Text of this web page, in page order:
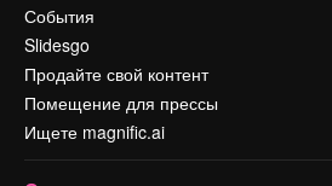
События
Slidesgo
Продайте свой контент
Помещение для прессы
Ищете magnific.ai